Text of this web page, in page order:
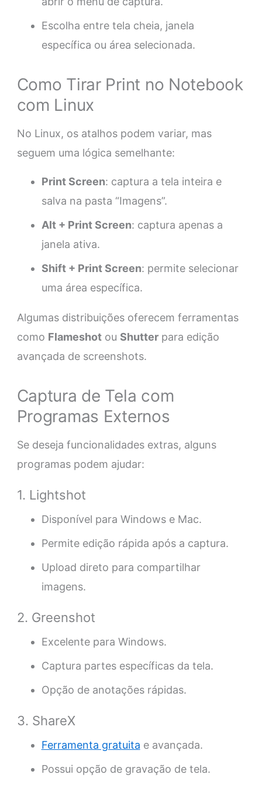
Escolha entre tela cheia, janela
específica ou área selecionada.
Como Tirar Print no Notebook
com Linux
No Linux, os atalhos podem variar, mas
seguem uma lógica semelhante:
Print Screen: captura a tela inteira e
salva na pasta “Imagens”.
Alt + Print Screen: captura apenas a
janela ativa.
Shift + Print Screen: permite selecionar
uma área específica.
Algumas distribuições oferecem ferramentas
como Flameshotou Shutterpara edição
avançada de screenshots.
Captura de Tela com
Programas Externos
Se deseja funcionalidades extras, alguns
programas podem ajudar:
1. Lightshot
Disponível para Windows e Mac.
Permite edição rápida após a captura.
Upload direto para compartilhar
imagens.
2. Greenshot
Excelente para Windows.
Captura partes específicas da tela.
Opção de anotações rápidas.
3. ShareX
Ferramenta gratuita e avançada.
Possui opção de gravação de tela.